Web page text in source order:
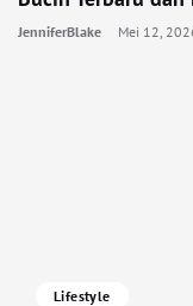
JenniferBlake Mei 12,
Lifestyle